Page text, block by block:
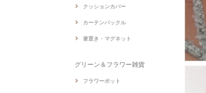
クッションカバー
カーテンバックル
箸置き・マグネット
グリーン＆フラワー雑貨
フラワーポット